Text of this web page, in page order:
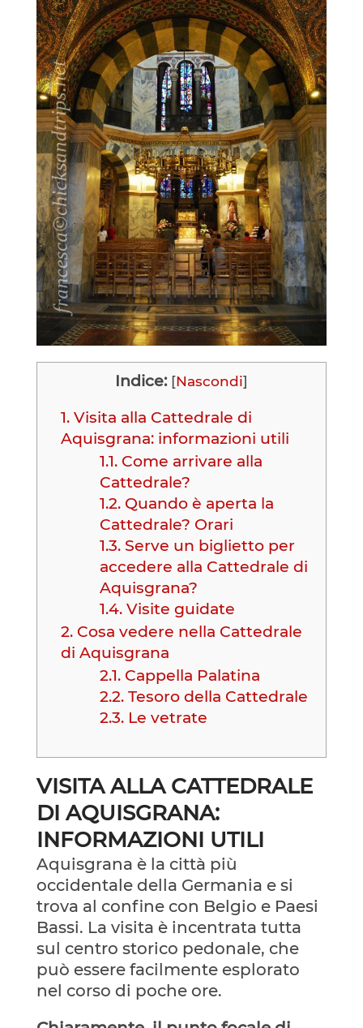
Indice: [Nascondi]
1.Visita alla Cattedrale di
Aquisgrana: informazioni utili
1.1. Come arrivare alla
Cattedrale?
1.2. Quando è aperta la
Cattedrale? Orari
1.3. Serve un biglietto per
accedere alla Cattedrale di
Aquisgrana?
1.4. Visite guidate
2.Cosa vedere nella Cattedrale
di Aquisgrana
2.1. Cappella Palatina
2.2. Tesoro della Cattedrale
2.3. Le vetrate
VISITA ALLA CATTEDRALE
DI AQUISGRANA:
INFORMAZIONI UTILI
Aquisgrana è la città più
occidentale della Germania e si
trova al confine con Belgio e Paesi
Bassi. La visita è incentrata tutta
sul centro storico pedonale, che
può essere facilmente esplorato
nel corso di poche ore.